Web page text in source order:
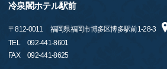
冷泉閣ホテル駅前
〒812-0011
福岡県福岡市博多区博多駅前1-28-3
TEL
092-441-8601
FAX
092-441-8625